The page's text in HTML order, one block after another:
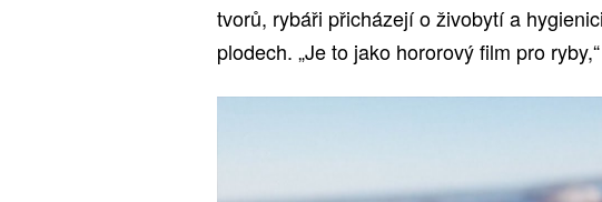
tvorů, rybáři přicházejí o živobytí a
plodech. „Je to jako hororový film pro